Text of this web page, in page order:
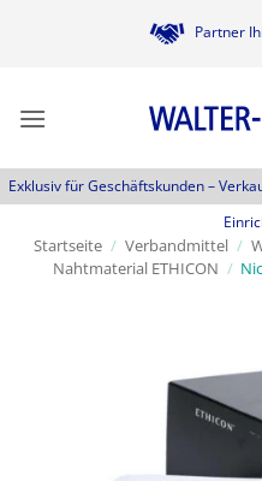
Partner
Exklusiv für Geschäftskunden –
Startseite / Verbandmittel /
Nahtmaterial ETHICON /